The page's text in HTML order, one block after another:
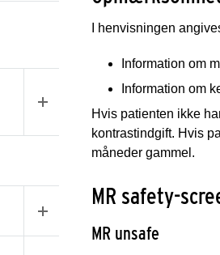
I henvisningen
Information om
Information om
Hvis patienten ikke
kontrastindgift. Hvis
måneder gammel.
MR safety-
MR unsafe